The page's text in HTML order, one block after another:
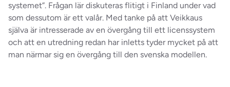
systemet”. Frågan lär diskuteras flitigt i Finland under vad
som dessutom är ett valår. Med tanke på att Veikkaus
själva är intresserade av en övergång till ett licenssystem
och att en utredning redan har inletts tyder mycket på att
man närmar sig en övergång till den svenska modellen.